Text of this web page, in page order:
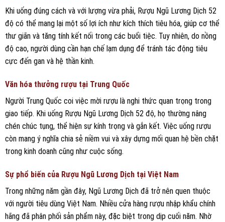
Khi uống đúng cách và với lượng vừa phải, Rượu Ngũ Lương Dịch 52
độ có thể mang lại một số lợi ích như kích thích tiêu hóa, giúp cơ thể
thư giãn và tăng tính kết nối trong các buổi tiệc. Tuy nhiên, do nồng
độ cao, người dùng cần hạn chế lạm dụng để tránh tác động tiêu
cực đến gan và hệ thần kinh.
Văn hóa thưởng rượu tại Trung Quốc
Người Trung Quốc coi việc mời rượu là nghi thức quan trọng trong
giao tiếp. Khi uống Rượu Ngũ Lương Dịch 52 độ, họ thường nâng
chén chúc tụng, thể hiện sự kính trọng và gắn kết. Việc uống rượu
còn mang ý nghĩa chia sẻ niềm vui và xây dựng mối quan hệ bền chặt
trong kinh doanh cũng như cuộc sống.
Sự phổ biến của Rượu Ngũ Lương Dịch tại Việt Nam
Trong những năm gần đây, Ngũ Lương Dịch đã trở nên quen thuộc
với người tiêu dùng Việt Nam. Nhiều cửa hàng rượu nhập khẩu chính
hãng đã phân phối sản phẩm này, đặc biệt trong dịp cuối năm. Nhờ